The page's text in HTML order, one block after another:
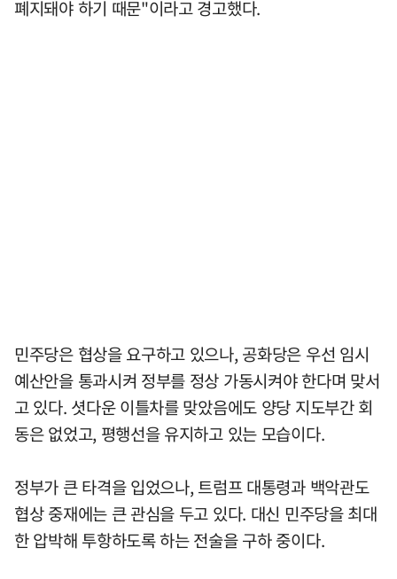
폐지돼야 하기 때문"이라고 경고했다.
민주당은 협상을 요구하고 있으나, 공화당은 우선 임시
예산안을 통과시켜 정부를 정상 가동시켜야 한다며 맞서
고 있다. 셧다운 이틀차를 맞았음에도 양당 지도부간 회
동은 없었고, 평행선을 유지하고 있는 모습이다.
정부가 큰 타격을 입었으나, 트럼프 대통령과 백악관도
협상 중재에는 큰 관심을 두고 있다. 대신 민주당을 최대
한 압박해 투항하도록 하는 전술을 구하 중이다.